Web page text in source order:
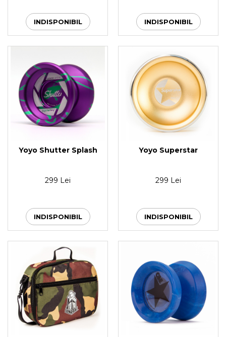
INDISPONIBIL INDISPONIBIL
Yoyo Shutter Splash
299 Lei
INDISPONIBIL
Yoyo Superstar
299 Lei
INDISPONIBIL